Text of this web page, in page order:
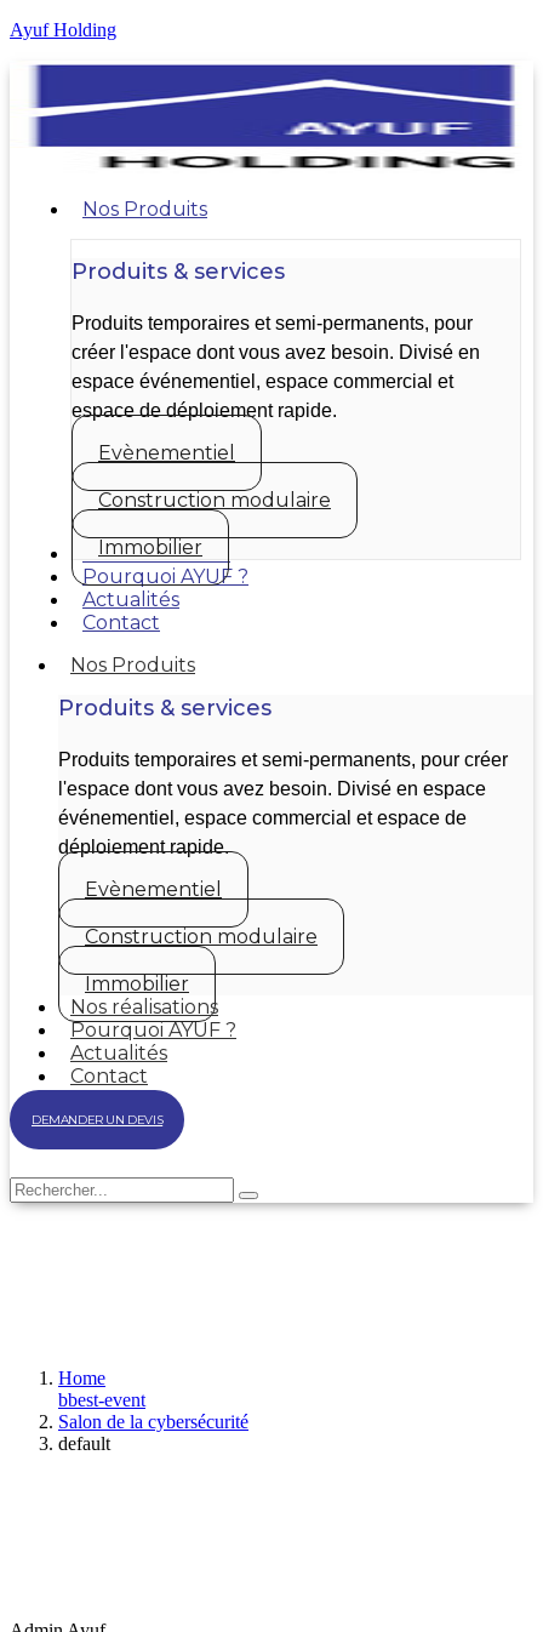
Ayuf Holding
Nos Produits
Produits & services
Produits temporaires et semi-permanents, pour
créer l'espace dont vous avez besoin. Divisé en
espace événementiel, espace commercial et
espace de déploiement rapide.
Evènementiel
Construction modulaire
Immobilier
Nos réalisations
Pourquoi AYUF ?
Actualités
Contact
Nos Produits
Produits & services
Produits temporaires et semi-permanents, pour créer
l'espace dont vous avez besoin. Divisé en espace
événementiel, espace commercial et espace de
déploiement rapide.
Evènementiel
Construction modulaire
Immobilier
Nos réalisations
Pourquoi AYUF ?
Actualités
Contact
DEMANDER UN DEVIS
Home
bbest-event
Salon de la cybersécurité
default